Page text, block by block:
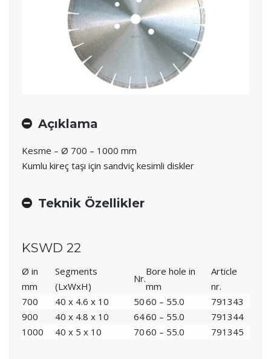
Açıklama
Kesme – Ø 700 – 1000 mm
Kumlu kireç taşı için sandviç kesimli diskler
Teknik Özellikler
KSWD 22
Ø in
mm
Segments
(LxWxH)
Nr.
Bore hole in
mm
Article
nr.
700
40 x 4.6 x 10 5060 – 55.0
791343
900
40 x 4.8 x 10 6460 – 55.0
791344
1000
40 x 5 x 10 7060 – 55.0 791345